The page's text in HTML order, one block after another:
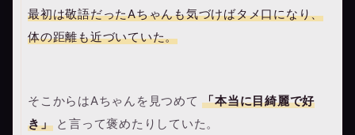
最初は敬語だったAちゃんも気づけばタメ口になり、
体の距離も近づいていた。
そこからはAちゃんを見つめて「本当に目綺麗で好
き」と言って褒めたりしていた。